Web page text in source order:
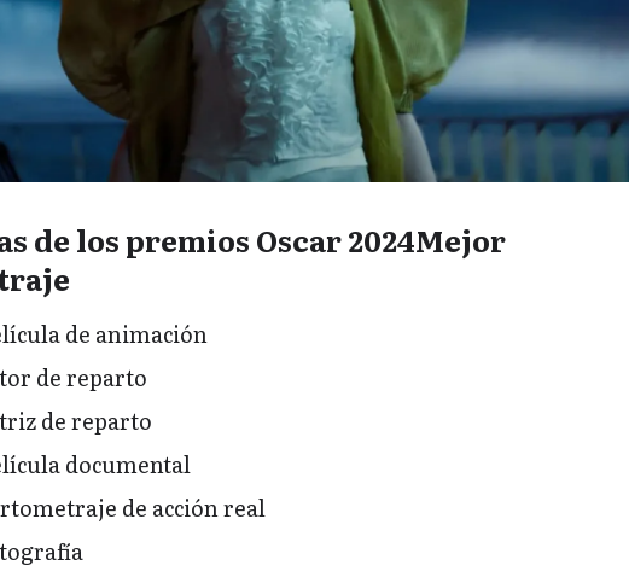
de los premios Oscar 2024Mejor
de animación
de reparto
de reparto
documental
de acción real